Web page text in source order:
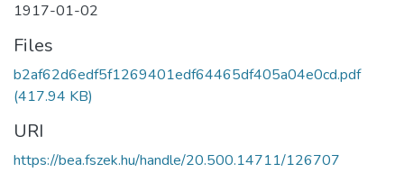
1917-01-02
Files
b2af62d6edf5f1269401edf64465df405a04e0cd.pdf
(417.94 KB)
URI
https://bea.fszek.hu/handle/20.500.14711/126707